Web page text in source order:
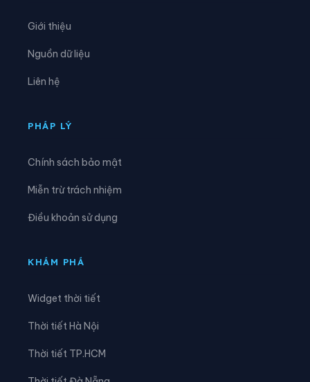
Xã Đức Nhàn
Xã Hợp Lý
Giới thiệu
Nguồn dữ liệu
Liên hệ
PHÁP LÝ
Chính sách bảo mật
Miễn trừ trách nhiệm
Điều khoản sử dụng
KHÁM PHÁ
Widget thời tiết
Thời tiết Hà Nội
Thời tiết TP.HCM